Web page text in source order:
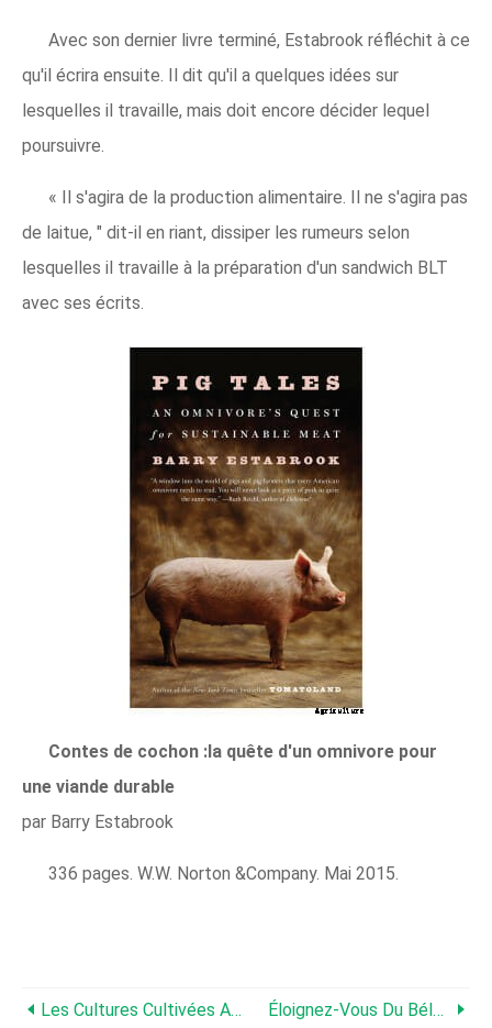
Avec son dernier livre terminé, Estabrook réfléchit à ce
qu'il écrira ensuite. Il dit qu'il a quelques idées sur
lesquelles il travaille, mais doit encore décider lequel
poursuivre.
« Il s'agira de la production alimentaire. Il ne s'agira pas
de laitue, " dit-il en riant, dissiper les rumeurs selon
lesquelles il travaille à la préparation d'un sandwich BLT
avec ses écrits.
Contes de cochon :la quête d'un omnivore pour
une viande durable
par Barry Estabrook
336 pages. W.W. Norton &Company. Mai 2015.
Les Cultures Cultivées Avec Des Eaux Usées Traitées Des Champs Pétrolifères Sont-Elles Sûres ? Éloignez-Vous Du Béluga, Le Caviar Canadien Est Là